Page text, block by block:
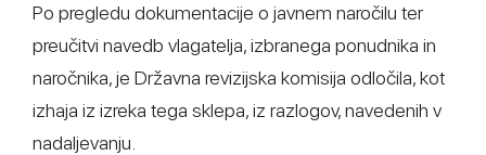
Po pregledu dokumentacije o javnem naročilu ter
preučitvi navedb vlagatelja, izbranega ponudnika in
naročnika, je Državna revizijska komisija odločila, kot
izhaja iz izreka tega sklepa, iz razlogov, navedenih v
nadaljevanju.